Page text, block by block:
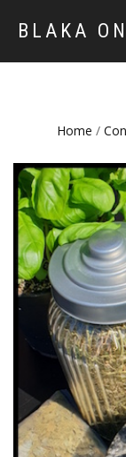
BLAKA
Home /